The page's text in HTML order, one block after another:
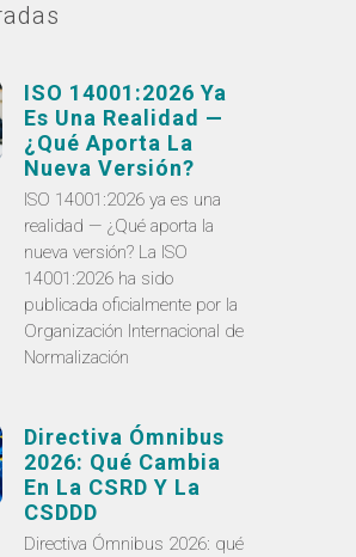
ISO 14001:2026 Ya
Es Una Realidad —
¿Qué Aporta La
Nueva Versión?
ISO 14001:2026 ya es una
realidad — ¿Qué aporta la
nueva versión? La ISO
14001:2026 ha sido
publicada oficialmente por la
Organización Internacional de
Normalización
Directiva Ómnibus
2026: Qué Cambia
En La CSRD Y La
CSDDD
Directiva Ómnibus 2026: qué